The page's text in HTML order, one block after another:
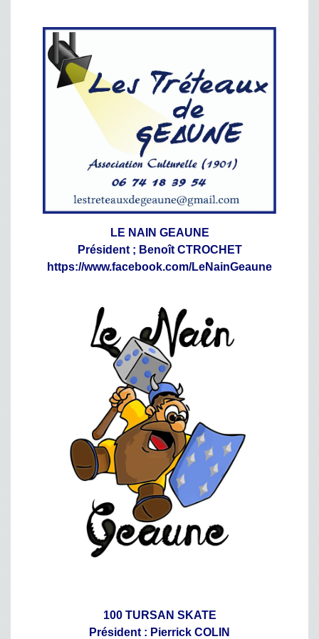
LE NAIN GEAUNE
Président ; Benoît CTROCHET
https://www.facebook.com/LeNainGeaune
100 TURSAN SKATE
Président : Pierrick COLIN